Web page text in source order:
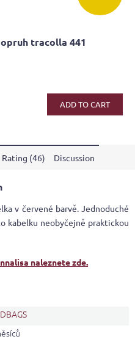
tracolla 441
ADD TO CART
Rating (46) Discussion
v červené barvě. Jednoduché
kabelku neobyčejně praktickou
naleznete zde.